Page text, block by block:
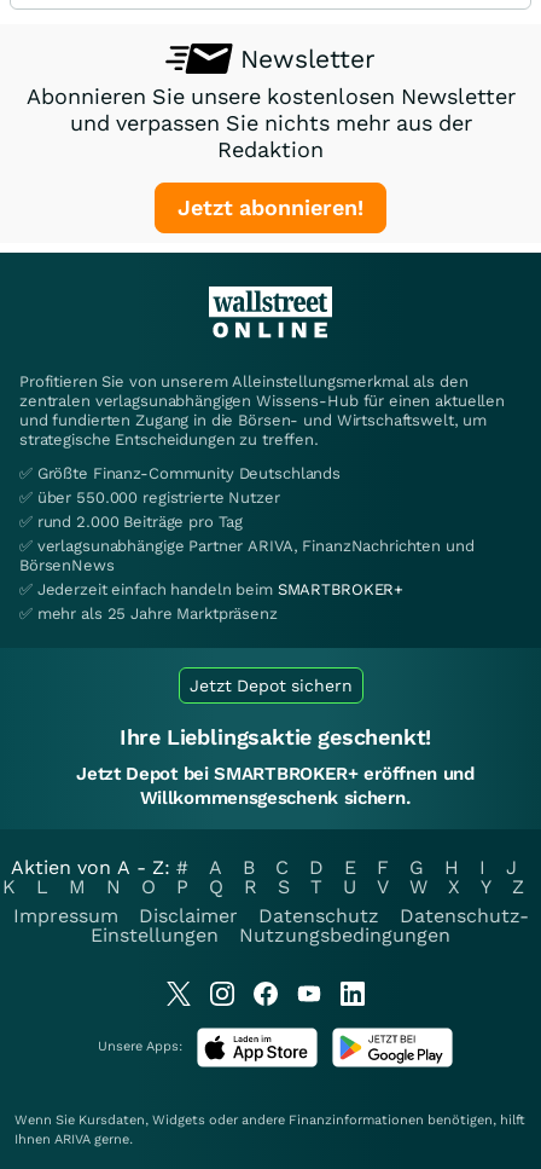
Newsletter
Abonnieren Sie unsere kostenlosen Newsletter
und verpassen Sie nichts mehr aus der
Redaktion
Jetzt abonnieren!
Profitieren Sie von unserem Alleinstellungsmerkmal als den
zentralen verlagsunabhängigen Wissens-Hub für einen aktuellen
und fundierten Zugang in die Börsen- und Wirtschaftswelt, um
strategische Entscheidungen zu treffen.
✅ Größte Finanz-Community Deutschlands
✅ über 550.000 registrierte Nutzer
✅ rund 2.000 Beiträge pro Tag
✅ verlagsunabhängige Partner ARIVA, FinanzNachrichten und
BörsenNews
✅ Jederzeit einfach handeln beim SMARTBROKER+
✅ mehr als 25 Jahre Marktpräsenz
Jetzt Depot sichern
Ihre Lieblingsaktie geschenkt!
Jetzt Depot bei SMARTBROKER+ eröffnen und
Willkommensgeschenk sichern.
Aktien von A - Z: # A B C D E F G H I
J
K
L M N O P Q R S T U V W X Y
Z
Impressum
Disclaimer Datenschutz
Datenschutz-
Einstellungen
Nutzungsbedingungen
Unsere Apps:
Wenn Sie Kursdaten, Widgets oder andere Finanzinformationen benötigen, hilft
Ihnen ARIVA gerne.